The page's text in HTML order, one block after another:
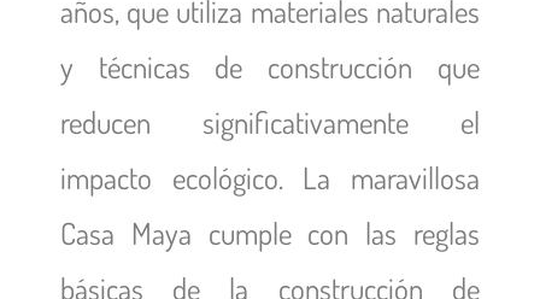
años, que utiliza materiales naturales
y técnicas de construcción que
reducen significativamente el
impacto ecológico. La maravillosa
Casa Maya cumple con las reglas
básicas de la construcción de